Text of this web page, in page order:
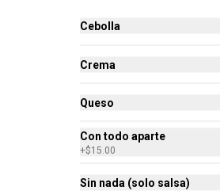
Chichanieblas
Chicharrón Prensado
$145.00
Alushito+ Relleno
350gr de chilaquiles rellenos de
Cebolla
Crema
Queso
Con todo aparte
+$15.00
Sin nada (solo salsa)